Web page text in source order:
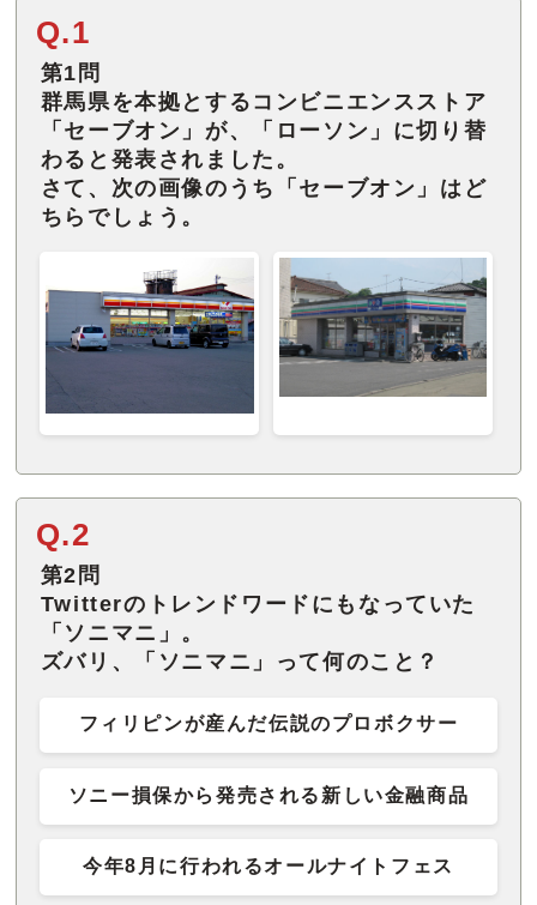
Q.1
第1問
群馬県を本拠とするコンビニエンスストア
「セーブオン」が、「ローソン」に切り替
わると発表されました。
さて、次の画像のうち「セーブオン」はど
ちらでしょう。
Q.2
第2問
Twitterのトレンドワードにもなっていた
「ソニマニ」。
ズバリ、「ソニマニ」って何のこと？
フィリピンが産んだ伝説のプロボクサー
ソニー損保から発売される新しい金融商品
今年8月に行われるオールナイトフェス